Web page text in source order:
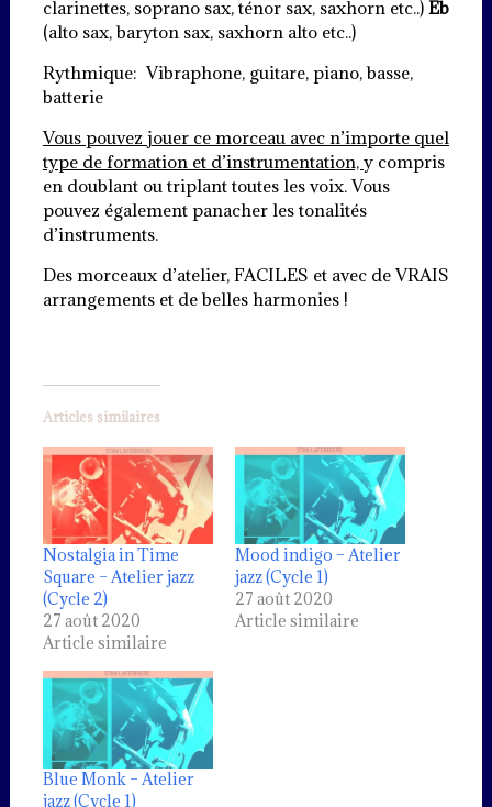
clarinettes, soprano sax, ténor sax, saxhorn etc..) Eb
(alto sax, baryton sax, saxhorn alto etc..)
Rythmique: Vibraphone, guitare, piano, basse,
batterie
Vous pouvez jouer ce morceau avec n’importe quel
type de formation et d’instrumentation, y compris
en doublant ou triplant toutes les voix. Vous
pouvez également panacher les tonalités
d’instruments.
Des morceaux d’atelier, FACILES et avec de VRAIS
arrangements et de belles harmonies !
Articles similaires
Nostalgia in Time
Square – Atelier jazz
(Cycle 2)
27 août 2020
Article similaire
Mood indigo – Atelier
jazz (Cycle 1)
27 août 2020
Article similaire
Blue Monk – Atelier
jazz (Cycle 1)